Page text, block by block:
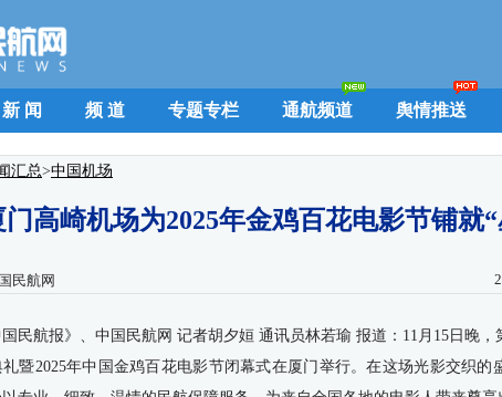
新 闻 频 道 专题专栏 通航频道 舆情推送
汇总>中国机场
门高崎机场为2025年金鸡百花电影节铺就
民航网
国民航报》、中国民航网 记者胡夕姮 通讯员林若瑜 报道：11月15日晚
暨2025年中国金鸡百花电影节闭幕式在厦门举行。在这场光影交织的